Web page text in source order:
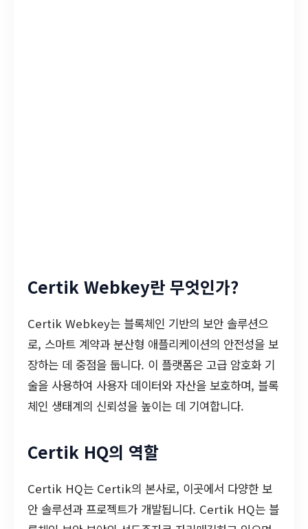
Certik Webkey란 무엇인가?
Certik Webkey는 블록체인 기반의 보안 솔루션으
로, 스마트 계약과 분산형 애플리케이션의 안전성을 보
장하는 데 중점을 둡니다. 이 플랫폼은 고급 암호화 기
술을 사용하여 사용자 데이터와 자산을 보호하며, 블록
체인 생태계의 신뢰성을 높이는 데 기여합니다.
Certik HQ의 역할
Certik HQ는 Certik의 본사로, 이곳에서 다양한 보
안 솔루션과 프로젝트가 개발됩니다. Certik HQ는 블